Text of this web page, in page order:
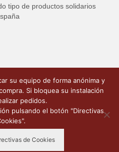
tipo de productos solidarios
su equipo de forma anónima y
Si bloquea su instalación
pedidos.
pulsando el botón "Directivas
de Cookies